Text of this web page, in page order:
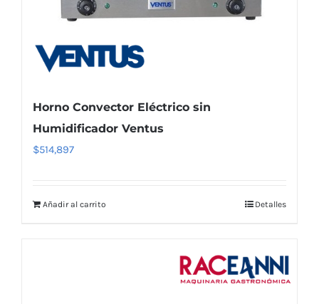
Horno Convector Eléctrico sin
Humidificador Ventus
$514,897
Añadir al carrito Detalles